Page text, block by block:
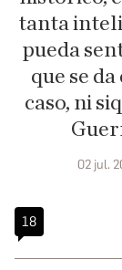
tanta
pueda
que se
caso, ni
02 jul.
18